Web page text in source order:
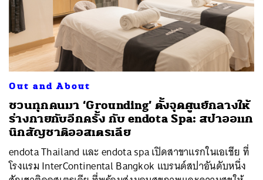
Out and About
ชวนทุกคนมา ‘Grounding’ ตั้งจุดศูนย์กลางให้
ร่างกายกับอีกครั้ง กับ endota Spa: สปาออแก
นิกสัญชาติออสเตรเลีย
endota Thailand และ endota spa เปิดสาขาแรกในเอเชีย ที่
โรงแรม InterContinental Bangkok แบรนด์สปาอันดับหนึ่ง